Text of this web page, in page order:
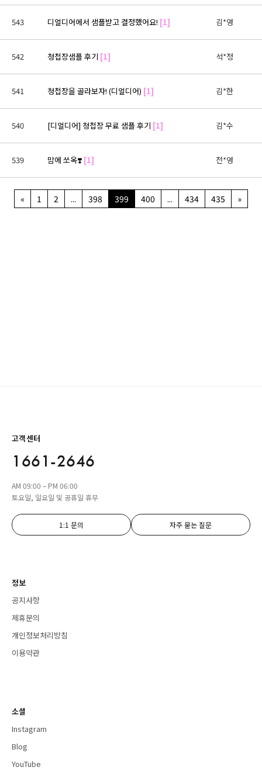
543 디얼디어에서 샘플받고 결정했어요! [1] 김*영
542 청첩장샘플 후기 [1] 석*정
541 청첩장을 골라보자! (디얼디어) [1] 김*한
540 [디얼디어] 청첩장 무료 샘플 후기 [1] 김*수
539 맘에 쏘옥❣️ [1] 전*영
« 1 2 ... 398 399 400 ... 434 435 »
고객센터
1661-2646
AM 09:00 – PM 06:00
토요일, 일요일 및 공휴일 휴무
1:1 문의 자주 묻는 질문
정보
공지사항
제휴문의
개인정보처리방침
이용약관
소셜
Instagram
Blog
YouTube